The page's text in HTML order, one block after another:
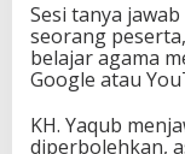
Sesi tanya
seorang
belajar agama
Google atau
KH. Yaqub
diperbolehkan,